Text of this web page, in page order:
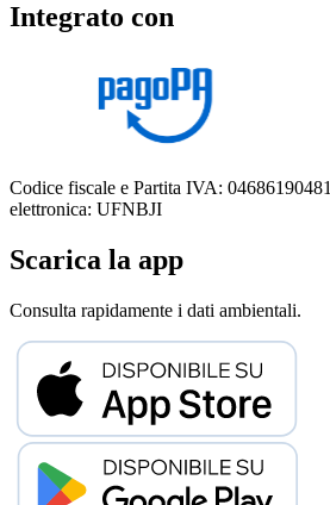
Integrato con
Codice fiscale e Partita IVA: 04686190481
elettronica: UFNBJI
Scarica la app
Consulta rapidamente i dati ambientali.